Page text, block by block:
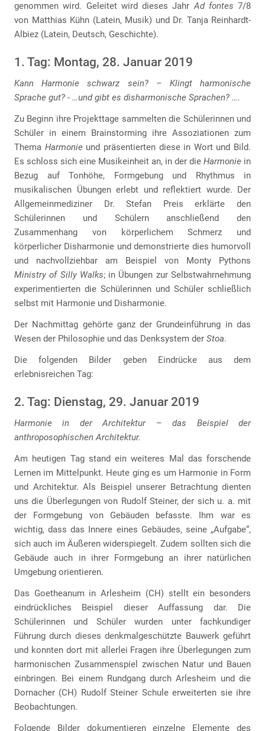
genommen wird. Geleitet wird dieses JahrAd fontes 7/8
von Matthias Kühn (Latein, Musik) und Dr. Tanja Reinhardt-
Albiez (Latein, Deutsch, Geschichte).
1. Tag: Montag, 28. Januar 2019
Kann Harmonie schwarz sein? – Klingt harmonische
Sprache gut? - …und gibt es disharmonische Sprachen? ….
Zu Beginn ihre Projekttage sammelten die Schülerinnen und
Schüler in einem Brainstorming ihre Assoziationen zum
Thema Harmonieund präsentierten diese in Wort und Bild.
Es schloss sich eine Musikeinheit an, in der die Harmonie in
Bezug auf Tonhöhe, Formgebung und Rhythmus in
musikalischen Übungen erlebt und reflektiert wurde. Der
Allgemeinmediziner Dr. Stefan Preis erklärte den
Schülerinnen und Schülern anschließend den
Zusammenhang von körperlichem Schmerz und
körperlicher Disharmonie und demonstrierte dies humorvoll
und nachvollziehbar am Beispiel von Monty Pythons
Ministry of Silly Walks; in Übungen zur Selbstwahrnehmung
experimentierten die Schülerinnen und Schüler schließlich
selbst mit Harmonie und Disharmonie.
Der Nachmittag gehörte ganz der Grundeinführung in das
Wesen der Philosophie und das Denksystem der Stoa.
Die folgenden Bilder geben Eindrücke aus dem
erlebnisreichen Tag:
2. Tag: Dienstag, 29. Januar 2019
Harmonie in der Architektur – das Beispiel der
anthroposophischen Architektur.
Am heutigen Tag stand ein weiteres Mal das forschende
Lernen im Mittelpunkt. Heute ging es um Harmonie in Form
und Architektur. Als Beispiel unserer Betrachtung dienten
uns die Überlegungen von Rudolf Steiner, der sich u. a. mit
der Formgebung von Gebäuden befasste. Ihm war es
wichtig, dass das Innere eines Gebäudes, seine „Aufgabe“,
sich auch im Äußeren widerspiegelt. Zudem sollten sich die
Gebäude auch in ihrer Formgebung an ihrer natürlichen
Umgebung orientieren.
Das Goetheanum in Arlesheim (CH) stellt ein besonders
eindrückliches Beispiel dieser Auffassung dar. Die
Schülerinnen und Schüler wurden unter fachkundiger
Führung durch dieses denkmalgeschützte Bauwerk geführt
und konnten dort mit allerlei Fragen ihre Überlegungen zum
harmonischen Zusammenspiel zwischen Natur und Bauen
einbringen. Bei einem Rundgang durch Arlesheim und die
Dornacher (CH) Rudolf Steiner Schule erweiterten sie ihre
Beobachtungen.
Folgende Bilder dokumentieren einzelne Elemente des